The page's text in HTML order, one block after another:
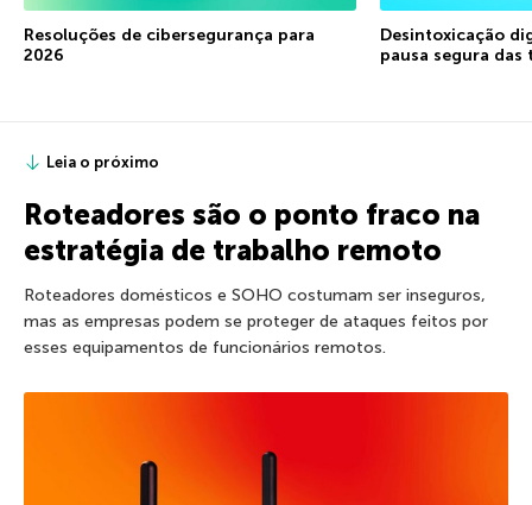
Resoluções de cibersegurança para
2026
Desintoxicação
pausa segura das
Leia o próximo
Roteadores são o ponto fraco na
estratégia de trabalho remoto
Roteadores domésticos e SOHO costumam ser inseguros,
mas as empresas podem se proteger de ataques feitos por
esses equipamentos de funcionários remotos.